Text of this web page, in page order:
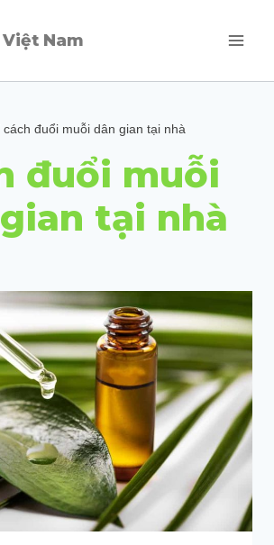
Nam
cách đuổi muỗi dân gian tại nhà
đuổi muỗi
tại nhà